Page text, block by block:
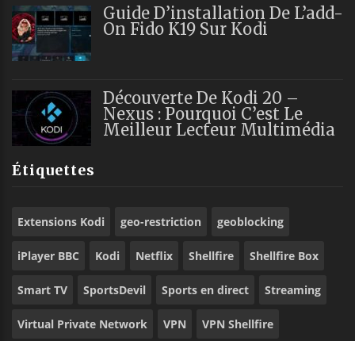
Guide D’installation De L’add-
On Fido K19 Sur Kodi
Découverte De Kodi 20 –
Nexus : Pourquoi C’est Le
Meilleur Lecteur Multimédia
Étiquettes
Extensions Kodi geo-restriction geoblocking
iPlayer BBC Kodi Netflix Shellfire Shellfire Box
Smart TV SportsDevil Sports en direct Streaming
Virtual Private Network VPN VPN Shellfire